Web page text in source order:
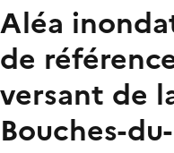
Aléa
de
versant de
Bouches-